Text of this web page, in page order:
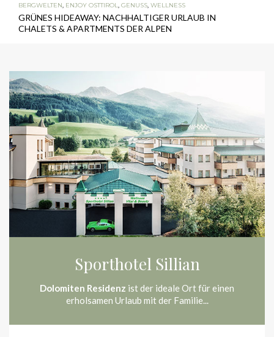
BERGWELTEN, ENJOY OSTTIROL, GENUSS, WELLNESS
GRÜNES HIDEAWAY: NACHHALTIGER URLAUB IN
CHALETS & APARTMENTS DER ALPEN
Sporthotel Sillian
Dolomiten Residenzist der ideale Ort für einen erholsamen
Urlaub mit der Familie...